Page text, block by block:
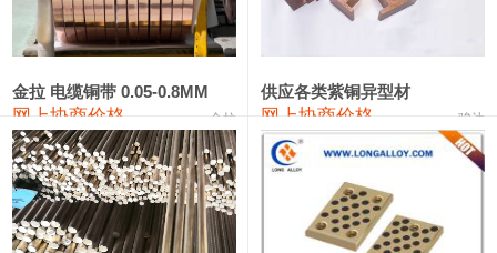
R410A专用紫铜管 113,090—113,090
铸造铝合金锭(A356.2) 24,300—24,700 24,500 0
铝合金ADC12 24,200—24,400
铸造铝合金锭(ZLD104) 24,300—24,500 24,400
金拉 电缆铜带 0.05-0.8MM
网上协商价格 金拉
供应各类紫铜异型材
网上协商价格 骏达